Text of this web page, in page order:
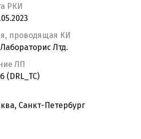
РКИ
проводящая КИ
Лтд.
ЛП
(DRL_TC)
Санкт-Петербург